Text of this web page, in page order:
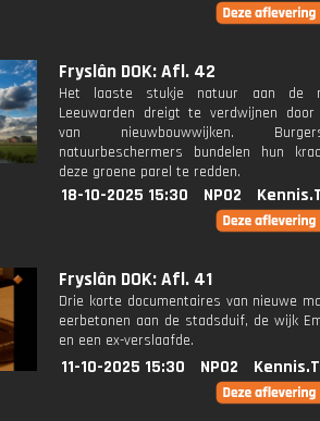
Fryslân DOK: Afl. 42
Het laaste stukje natuur aan de
Leeuwarden dreigt te verdwijnen
van nieuwbouwwijken.
natuurbeschermers bundelen hun
deze groene parel te redden.
18-10-2025 15:30 NPO2
Fryslân DOK: Afl. 41
Drie korte documentaires van nieuwe
eerbetonen aan de stadsduif, de wijk
en een ex-verslaafde.
11-10-2025 15:30 NPO2